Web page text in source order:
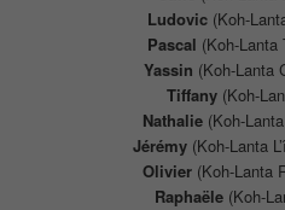
Ludovic (Koh-
Pascal (Koh-Lanta
Yassin (Koh-Lanta
Tiffany (Koh-
Nathalie (Koh-
Jérémy (Koh-Lanta
Olivier (Koh-Lanta
Raphaële(Koh-